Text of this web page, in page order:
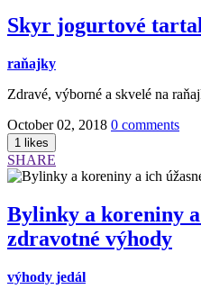
Skyr jogurtové
raňajky
Zdravé, výborné a skvelé na
October 02, 2018 0 comments
SHARE
Bylinky a koreniny a
zdravotné výhody
výhody jedál